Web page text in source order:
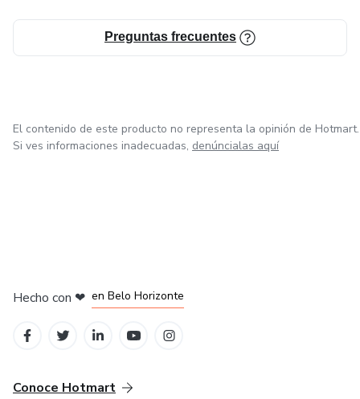
Preguntas frecuentes
El contenido de este producto no representa la opinión de Hotmart.
Si ves informaciones inadecuadas, denúncialas aquí
Hecho con ❤ en Belo Horizonte
Conoce Hotmart